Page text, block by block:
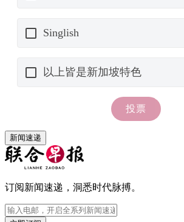
新闻速递
订阅新闻速递，洞悉时代脉搏。